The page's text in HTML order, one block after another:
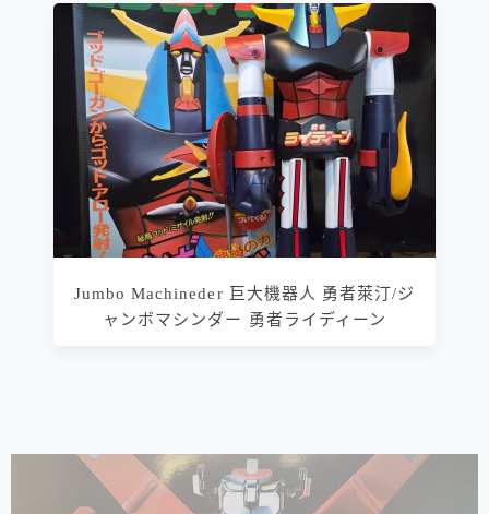
Jumbo Machineder 巨大機器人 勇者萊汀/ジ
ャンボマシンダー 勇者ライディーン
相連文章